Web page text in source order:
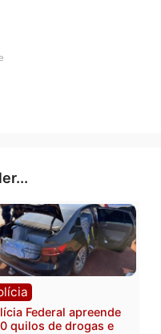
a 1 volta
Point) a 1 volta
a 2 voltas
a 4 voltas
a 4 voltas
a 4 voltas